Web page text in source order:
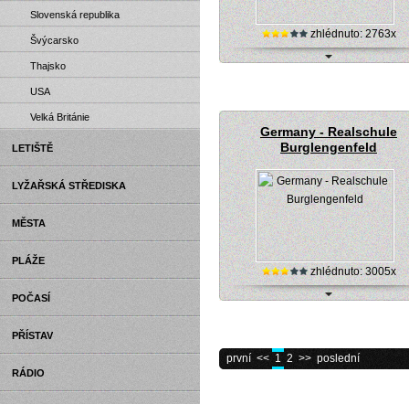
zhlédnuto: 2763x
Germany - Realschule
Burglengenfeld
zhlédnuto: 3005x
první << 1 2 >> poslední
Slovenská republika
Švýcarsko
Thajsko
USA
Velká Británie
LETIŠTĚ
LYŽAŘSKÁ STŘEDISKA
MĚSTA
PLÁŽE
POČASÍ
PŘÍSTAV
RÁDIO